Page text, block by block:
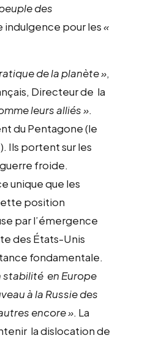
des
indulgence pour les«
de la planète »,
Directeur de la
leurs alliés ».
du Pentagone (le
Ils portent sur les
froide.
unique que les
position
par l’émergence
des États-Unis
fondamentale.
stabilité en Europe
à la Russie des
encore ». La
la dislocation de